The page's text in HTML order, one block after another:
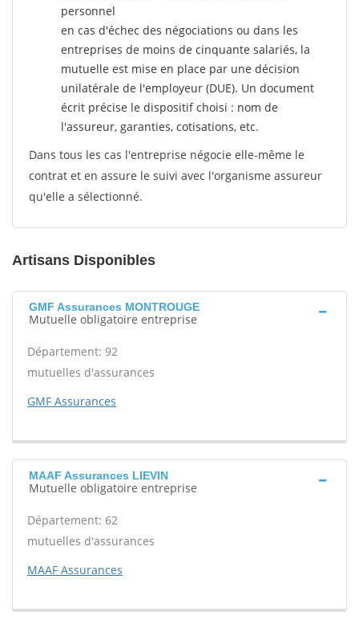
personnel
en cas d'échec des négociations ou dans les
entreprises de moins de cinquante salariés, la
mutuelle est mise en place par une décision
unilatérale de l'employeur (DUE). Un document
écrit précise le dispositif choisi : nom de
l'assureur, garanties, cotisations, etc.
Dans tous les cas l'entreprise négocie elle-même le
contrat et en assure le suivi avec l'organisme assureur
qu'elle a sélectionné.
Artisans Disponibles
GMF Assurances MONTROUGE
Mutuelle obligatoire entreprise
Département: 92
mutuelles d'assurances
GMF Assurances
MAAF Assurances LIEVIN
Mutuelle obligatoire entreprise
Département: 62
mutuelles d'assurances
MAAF Assurances